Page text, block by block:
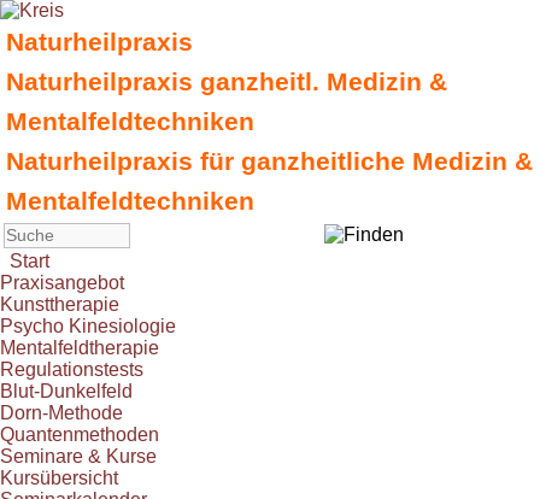
Naturheilpraxis
Naturheilpraxis ganzheitl. Medizin &
Mentalfeldtechniken
Naturheilpraxis für ganzheitliche Medizin &
Mentalfeldtechniken
Start
Praxisangebot
Kunsttherapie
Psycho Kinesiologie
Mentalfeldtherapie
Regulationstests
Blut-Dunkelfeld
Dorn-Methode
Quantenmethoden
Seminare & Kurse
Kursübersicht